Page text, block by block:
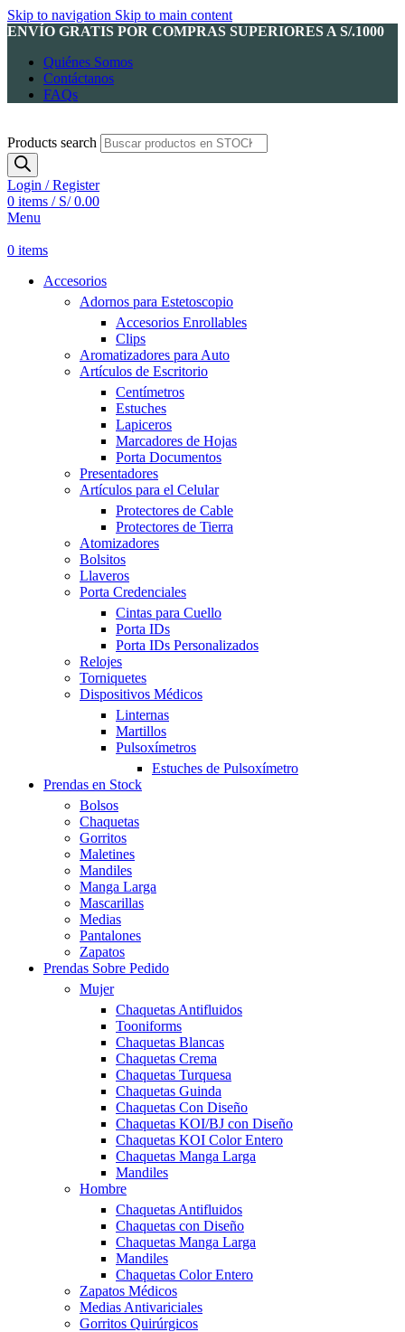
Skip to navigation Skip to main content
ENVÍO GRATIS POR COMPRAS SUPERIORES A S/.1000
Quiénes Somos
Contáctanos
FAQs
Products search
Login / Register
0 items / S/0.00
Menu
0 items
Accesorios
Adornos para Estetoscopio
Accesorios Enrollables
Clips
Aromatizadores para Auto
Artículos de Escritorio
Centímetros
Estuches
Lapiceros
Marcadores de Hojas
Porta Documentos
Presentadores
Artículos para el Celular
Protectores de Cable
Protectores de Tierra
Atomizadores
Bolsitos
Llaveros
Porta Credenciales
Cintas para Cuello
Porta IDs
Porta IDs Personalizados
Relojes
Torniquetes
Dispositivos Médicos
Linternas
Martillos
Pulsoxímetros
Estuches de Pulsoxímetro
Prendas en Stock
Bolsos
Chaquetas
Gorritos
Maletines
Mandiles
Manga Larga
Mascarillas
Medias
Pantalones
Zapatos
Prendas Sobre Pedido
Mujer
Chaquetas Antifluidos
Tooniforms
Chaquetas Blancas
Chaquetas Crema
Chaquetas Turquesa
Chaquetas Guinda
Chaquetas Con Diseño
Chaquetas KOI/BJ con Diseño
Chaquetas KOI Color Entero
Chaquetas Manga Larga
Mandiles
Hombre
Chaquetas Antifluidos
Chaquetas con Diseño
Chaquetas Manga Larga
Mandiles
Chaquetas Color Entero
Zapatos Médicos
Medias Antivariciales
Gorritos Quirúrgicos